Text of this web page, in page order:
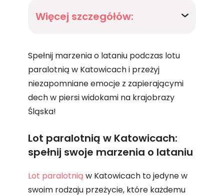
Więcej szczegółów:
Spełnij marzenia o lataniu podczas lotu
paralotnią w Katowicach i przeżyj
niezapomniane emocje z zapierającymi
dech w piersi widokami na krajobrazy
Śląska!
Lot paralotnią w Katowicach:
spełnij swoje marzenia o lataniu
Lot paralotnią w Katowicach to jedyne w
swoim rodzaju przeżycie, które każdemu